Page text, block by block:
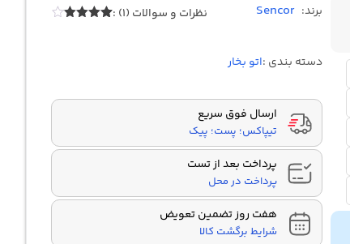
برند: Sencor نظرات و سوالات (1) :
دسته بندی :اتو بخار
ارسال فوق سریع
تیپاکس؛ پست؛ پیک
پرداخت بعد از تست
پرداخت در محل
هفت روز تضمین تعویض
شرایط برگشت کالا